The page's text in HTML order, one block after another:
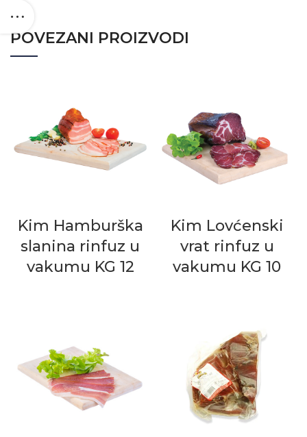
POVEZANI PROIZVODI
Kim Hamburška
slanina rinfuz u
vakumu KG 12
Kim Lovćenski
vrat rinfuz u
vakumu KG 10